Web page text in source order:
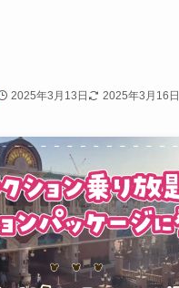
2025年3月13日 2025年3月16日